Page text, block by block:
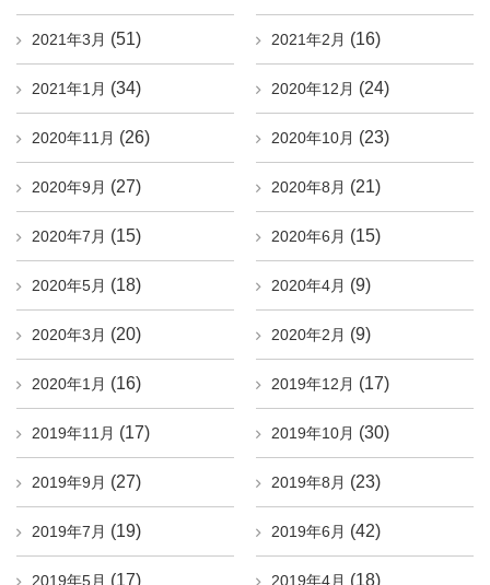
2021年3月 (51) 2021年2月 (16)
2021年1月 (34) 2020年12月 (24)
2020年11月 (26) 2020年10月 (23)
2020年9月 (27) 2020年8月 (21)
2020年7月 (15) 2020年6月 (15)
2020年5月 (18) 2020年4月 (9)
2020年3月 (20) 2020年2月 (9)
2020年1月 (16) 2019年12月 (17)
2019年11月 (17) 2019年10月 (30)
2019年9月 (27) 2019年8月 (23)
2019年7月 (19) 2019年6月 (42)
2019年5月 (17) 2019年4月 (18)